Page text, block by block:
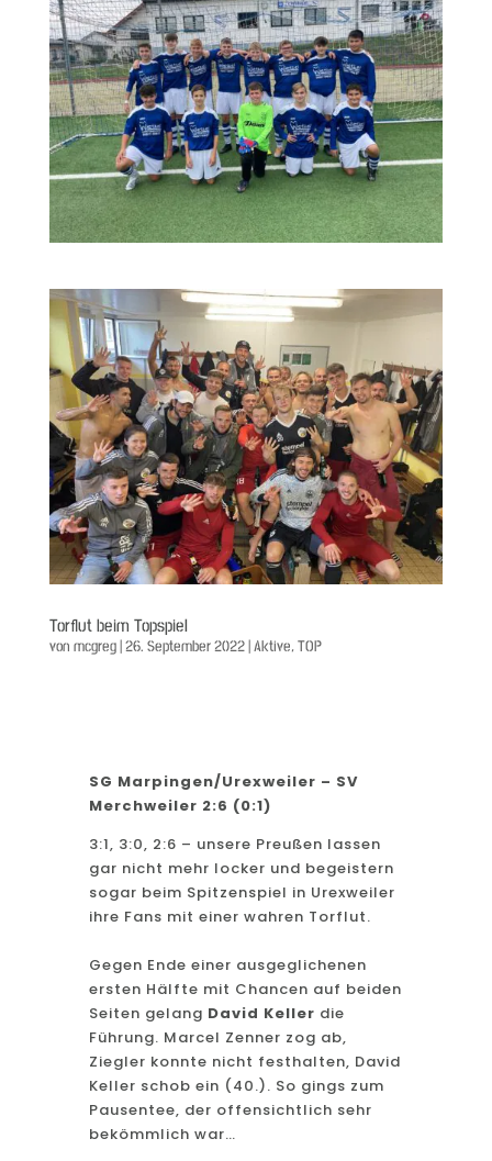
Torflut beim Topspiel
von mcgreg|26. September 2022|Aktive,TOP
SG Marpingen/Urexweiler – SV
Merchweiler 2:6 (0:1)
3:1, 3:0, 2:6 – unsere Preußen lassen
gar nicht mehr locker und begeistern
sogar beim Spitzenspiel in Urexweiler
ihre Fans mit einer wahren Torflut.
Gegen Ende einer ausgeglichenen
ersten Hälfte mit Chancen auf beiden
Seiten gelang David Keller die
Führung. Marcel Zenner zog ab,
Ziegler konnte nicht festhalten, David
Keller schob ein (40.). So gings zum
Pausentee, der offensichtlich sehr
bekömmlich war…